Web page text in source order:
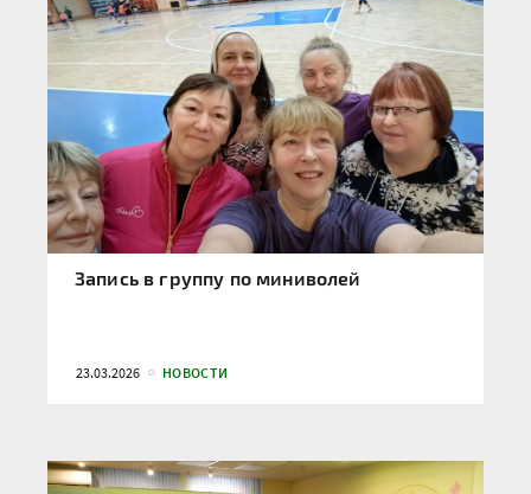
Запись в группу по миниволей
23.03.2026 НОВОСТИ